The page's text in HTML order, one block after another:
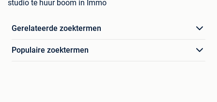
studio te huur boom in Immo
Gerelateerde zoektermen
Populaire zoektermen